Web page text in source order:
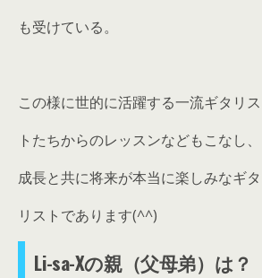
も受けている。
この様に世的に活躍する一流ギタリス
トたちからのレッスンなどもこなし、
成長と共に将来が本当に楽しみなギタ
リストであります(^^)
Li-sa-Xの親（父母弟）は？